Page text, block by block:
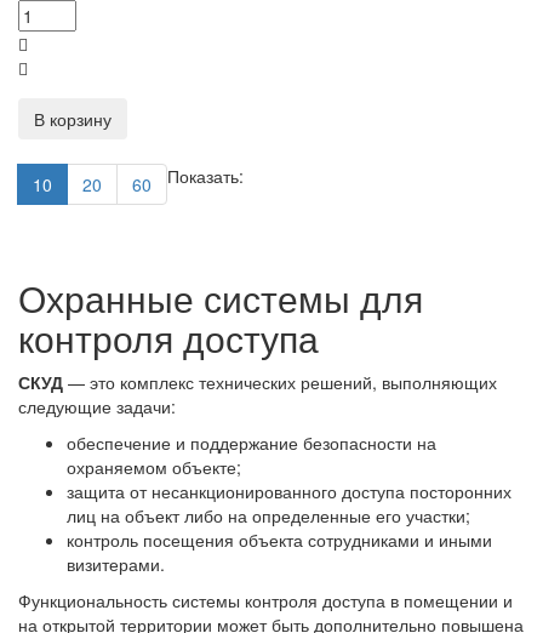
В корзину
Показать:
10 20 60
Охранные системы для
контроля доступа
СКУД — это комплекс технических решений, выполняющих
следующие задачи:
обеспечение и поддержание безопасности на
охраняемом объекте;
защита от несанкционированного доступа посторонних
лиц на объект либо на определенные его участки;
контроль посещения объекта сотрудниками и иными
визитерами.
Функциональность системы контроля доступа в помещении и
на открытой территории может быть дополнительно повышена